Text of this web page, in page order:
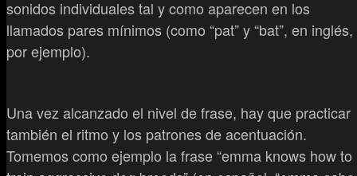
sonidos individuales tal y como aparecen en los
llamados pares mínimos (como “pat” y “bat”, en inglés,
por ejemplo).
Una vez alcanzado el nivel de frase, hay que practicar
también el ritmo y los patrones de acentuación.
Tomemos como ejemplo la frase “emma knows how to